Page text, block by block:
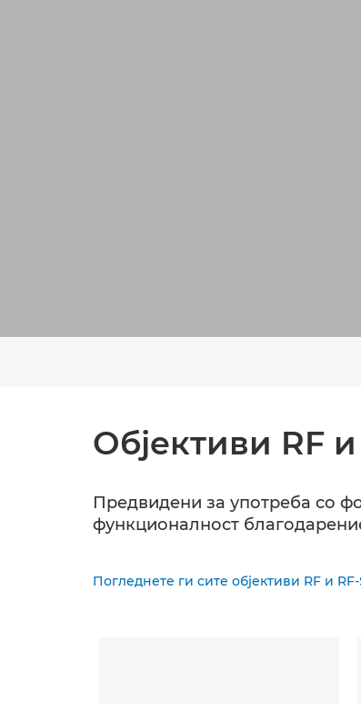
Објективи RF и
Предвидени за употреба со
функционалност
Погледнете ги сите објективи RF и RF-